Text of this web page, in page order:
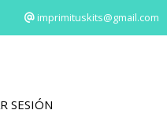
imprimituskits@gmail.com
SESIÓN